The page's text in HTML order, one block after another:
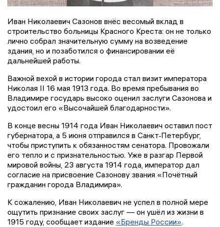
Иван Николаевич Сазонов внёс весомый вклад в
строительство больницы Красного Креста: он не только
лично собрал значительную сумму на возведение
здания, но и позаботился о финансировании её
дальнейшей работы.
Важной вехой в истории города стал визит императора
Николая II 16 мая 1913 года. Во время пребывания во
Владимире государь высоко оценил заслуги Сазонова и
удостоил его «Высочайшей благодарности».
В конце весны 1914 года Иван Николаевич оставил пост
губернатора, а 5 июня отправился в Санкт‑Петербург,
чтобы приступить к обязанностям сенатора. Провожали
его тепло и с признательностью. Уже в разгар Первой
мировой войны, 23 августа 1914 года, император дал
согласие на присвоение Сазонову звания «Почётный
гражданин города Владимира».
К сожалению, Иван Николаевич не успел в полной мере
ощутить признание своих заслуг — он ушёл из жизни в
1915 году, сообщает издание «Бренды России».